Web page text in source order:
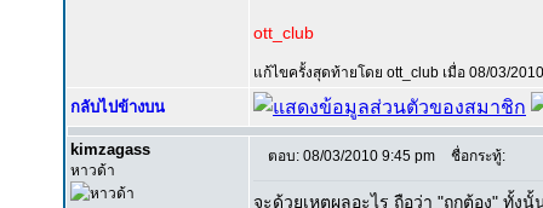
ott_club
แก้ไขครั้งสุดท้ายโดย ott_club เมื่อ 08/03/
กลับไปข้างบน
kimzagass
หาวด้า
ตอบ: 08/03/2010 9:45 pm ชื่อกระทู้:
จะด้วยเหตุผลอะไร ถือว่า "ถูกต้อง" ทั้ง